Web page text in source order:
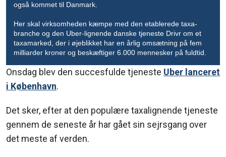
også kommet til Danmark.
Her skal virksomheden kæmpe med den etablerede taxa-
branche og den Uber-lignende danske tjeneste Drivr om et
taxamarked, der i øjeblikket har en årlig omsætning på fem
milliarder kroner og beskæftiger 6.000 mennesker på fuldtid.
Onsdag blev den succesfulde tjeneste Uber lanceret
i København.
Det sker, efter at den populære taxalignende tjeneste
gennem de seneste år har gået sin sejrsgang over
det meste af verden.